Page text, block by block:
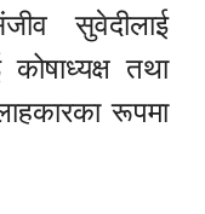
सुवेदीलाई
तथा
रूपमा